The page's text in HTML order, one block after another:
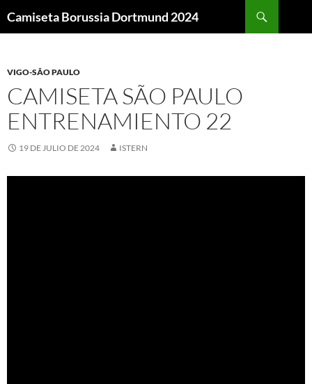
Camiseta Borussia Dortmund 2024
VIGO-SÃO PAULO
CAMISETA SÃO PAULO
ENTRENAMIENTO 22
19 DE JULIO DE 2024 ISTERN